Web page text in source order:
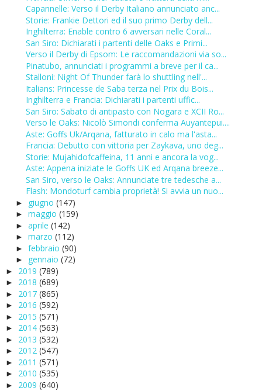
Capannelle: Verso il Derby Italiano annunciato anc...
Storie: Frankie Dettori ed il suo primo Derby dell...
Inghilterra: Enable contro 6 avversari nelle Coral...
San Siro: Dichiarati i partenti delle Oaks e Primi...
Verso il Derby di Epsom: Le raccomandazioni via so...
Pinatubo, annunciati i programmi a breve per il ca...
Stalloni: Night Of Thunder farà lo shuttling nell'...
Italians: Princesse de Saba terza nel Prix du Bois...
Inghilterra e Francia: Dichiarati i partenti uffic...
San Siro: Sabato di antipasto con Nogara e XCII Ro...
Verso le Oaks: Nicolò Simondi conferma Auyantepui....
Aste: Goffs Uk/Arqana, fatturato in calo ma l'asta...
Francia: Debutto con vittoria per Zaykava, uno deg...
Storie: Mujahidofcaffeina, 11 anni e ancora la vog...
Aste: Appena iniziate le Goffs UK ed Arqana breeze...
San Siro, verso le Oaks: Annunciate tre tedesche a...
Flash: Mondoturf cambia proprietà! Si avvia un nuo...
► giugno (147)
► maggio (159)
► aprile (142)
► marzo (112)
► febbraio (90)
► gennaio (72)
► 2019 (789)
► 2018 (689)
► 2017 (865)
► 2016 (592)
► 2015 (571)
► 2014 (563)
► 2013 (532)
► 2012 (547)
► 2011 (571)
► 2010 (535)
► 2009 (640)